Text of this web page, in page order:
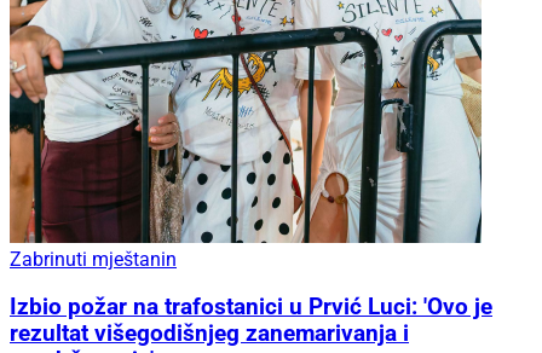
Zabrinuti mještanin
Izbio požar na trafostanici u Prvić Luci: 'Ovo je
rezultat višegodišnjeg zanemarivanja i